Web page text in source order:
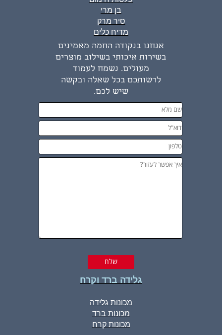
אנחנו בנקודה החמה מאמינים
בשירות איכותי בשילוב מוצרים
מעולים. נשמח לעמוד
לרשותכם בכל שאלה ובקשה
שיש לכם.
גלידה ברד וקרח
מכונות גלידה
מכונות ברד
מכונות קרח
בן מרי
סיר מרק
מדיח כלים